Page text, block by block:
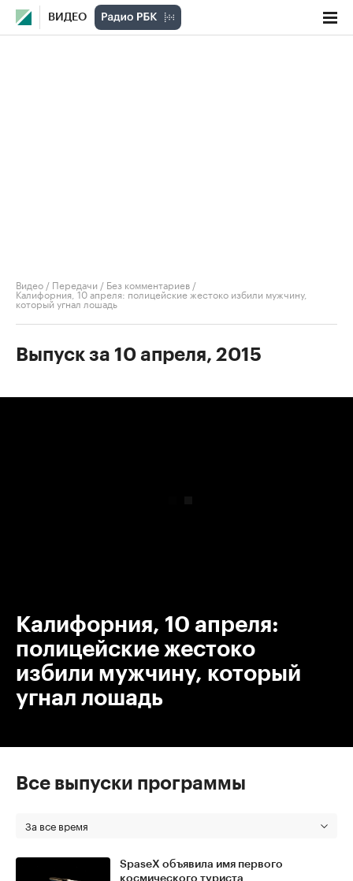
ВИДЕО
Видео / Передачи / Без комментариев /
Калифорния, 10 апреля: полицейские жестоко избили мужчину,
который угнал лошадь
Выпуск за 10 апреля, 2015
Калифорния, 10 апреля:
полицейские жестоко
избили мужчину, который
угнал лошадь
Все выпуски программы
За все время
SpaseX объявила имя первого
космического туриста